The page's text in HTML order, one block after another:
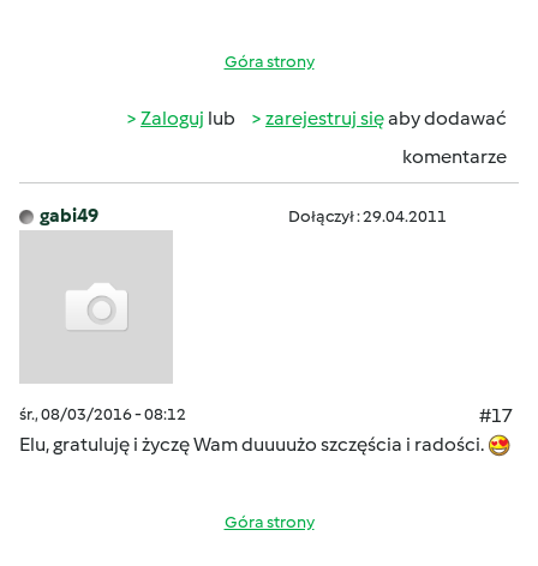
Góra strony
Zaloguj lub zarejestruj sięaby dodawać
komentarze
gabi49 Dołączył : 29.04.2011
śr., 08/03/2016 - 08:12
#17
Elu, gratuluję i życzę Wam duuuużo szczęścia i radości.
Góra strony